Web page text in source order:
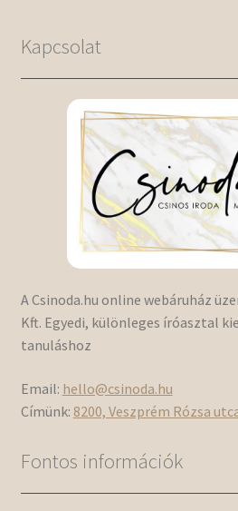
Kapcsolat
A Csinoda.hu online webáruház
Kft. Egyedi, különleges íróasztal
tanuláshoz
Email: hello@csinoda.hu
Címünk: 8200, Veszprém Rózsa
Fontos információk